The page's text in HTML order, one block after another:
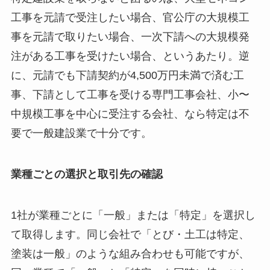
工事を元請で受注したい場合、官公庁の大規模工
事を元請で取りたい場合、一次下請への大規模発
注がある工事を受けたい場合、というあたり。逆
に、元請でも下請契約が4,500万円未満で済む工
事、下請として工事を受ける専門工事会社、小〜
中規模工事を中心に受注する会社、なら特定は不
要で一般建設業で十分です。
業種ごとの選択と取引先の確認
1社が業種ごとに「一般」または「特定」を選択し
て取得します。同じ会社で「とび・土工は特定、
塗装は一般」のような組み合わせも可能ですが、